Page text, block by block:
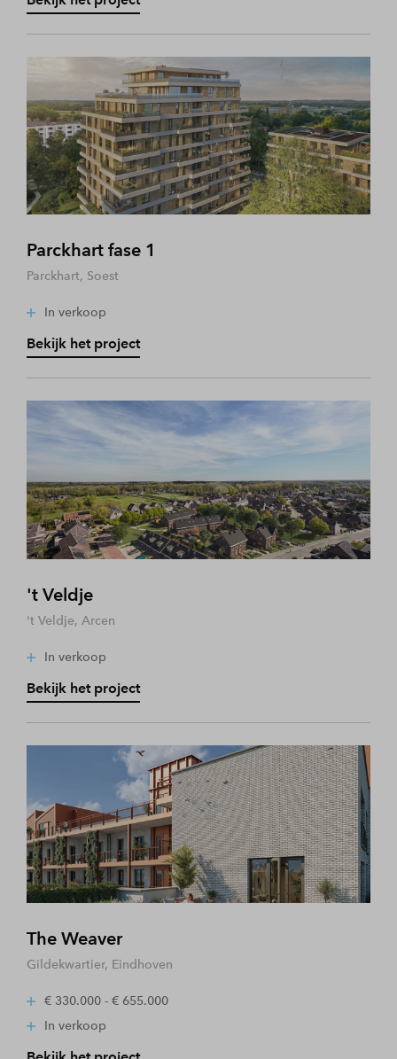
Parckhart fase 1
Parckhart, Soest
In verkoop
Bekijk het project
't Veldje
't Veldje, Arcen
In verkoop
Bekijk het project
The Weaver
Gildekwartier, Eindhoven
€ 330.000 - € 655.000
In verkoop